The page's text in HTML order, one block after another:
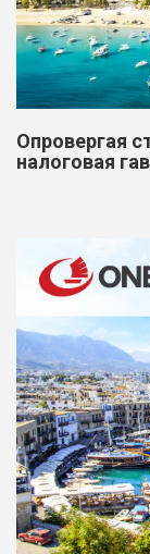
Опровергая
налоговая